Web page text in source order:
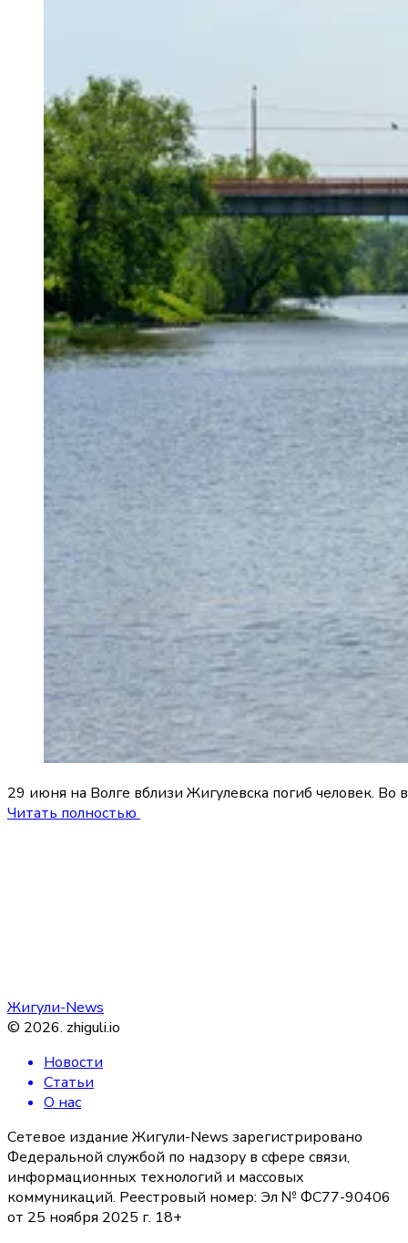
29 июня на Волге вблизи Жигулевска погиб человек.
Читать полностью
Жигули-News
© 2026. zhiguli.io
Новости
Статьи
О нас
Сетевое издание Жигули-News зарегистрировано
Федеральной службой по надзору в сфере связи,
информационных технологий и массовых
коммуникаций. Реестровый номер: Эл № ФС77-90406
от 25 ноября 2025 г. 18+